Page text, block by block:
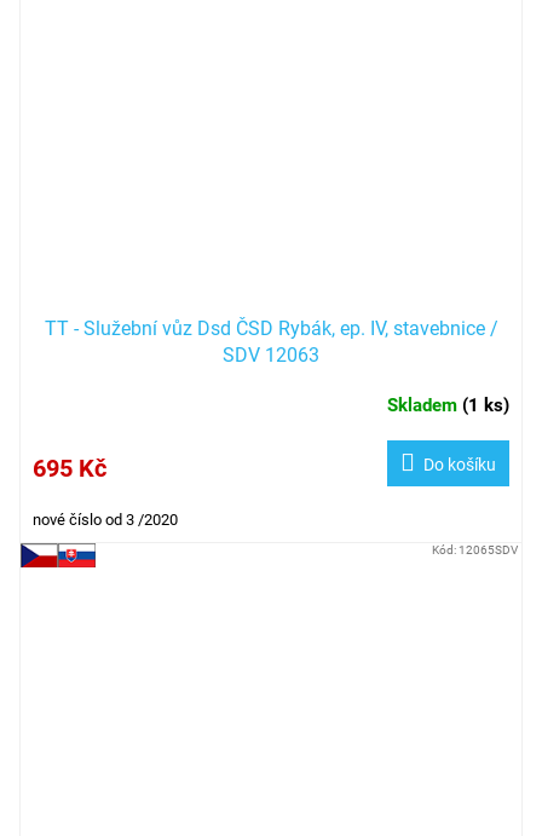
TT - Služební vůz Dsd ČSD Rybák, ep. IV, stavebnice /
SDV 12063
Skladem (1 ks)
695 Kč Do košíku
nové číslo od 3 /2020
Kód: 12065SDV